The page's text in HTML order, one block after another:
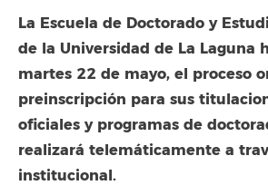
La Escuela de Doctorado y
de la Universidad de La Laguna
martes 22 de mayo, el proceso
preinscripción para sus
oficiales y programas de
realizará telemáticamente a
institucional.